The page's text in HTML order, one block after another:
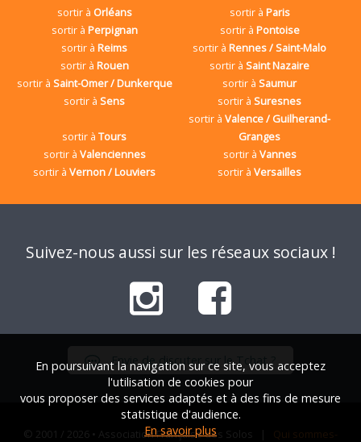
sortir à Orléans sortir à Paris
sortir à Perpignan sortir à Pontoise
sortir àReims sortir àRennes / Saint-Malo
sortir à Rouen sortir àSaint Nazaire
sortir à Saint-Omer / Dunkerque sortir àSaumur
sortir àSens sortir àSuresnes
sortir àTours
sortir àValence / Guilherand-
Granges
sortir à Valenciennes sortir à Vannes
sortir àVernon / Louviers sortir àVersailles
Suivez-nous aussi sur les réseaux sociaux !
Envie de discuter sur le Tchat ?
© 2001 / 2026 • Association Française des Solos | Qui sommes-
En poursuivant la navigation sur ce site, vous acceptez
l'utilisation de cookies pour
vous proposer des services adaptés et à des fins de mesure
statistique d'audience.
En savoir plus